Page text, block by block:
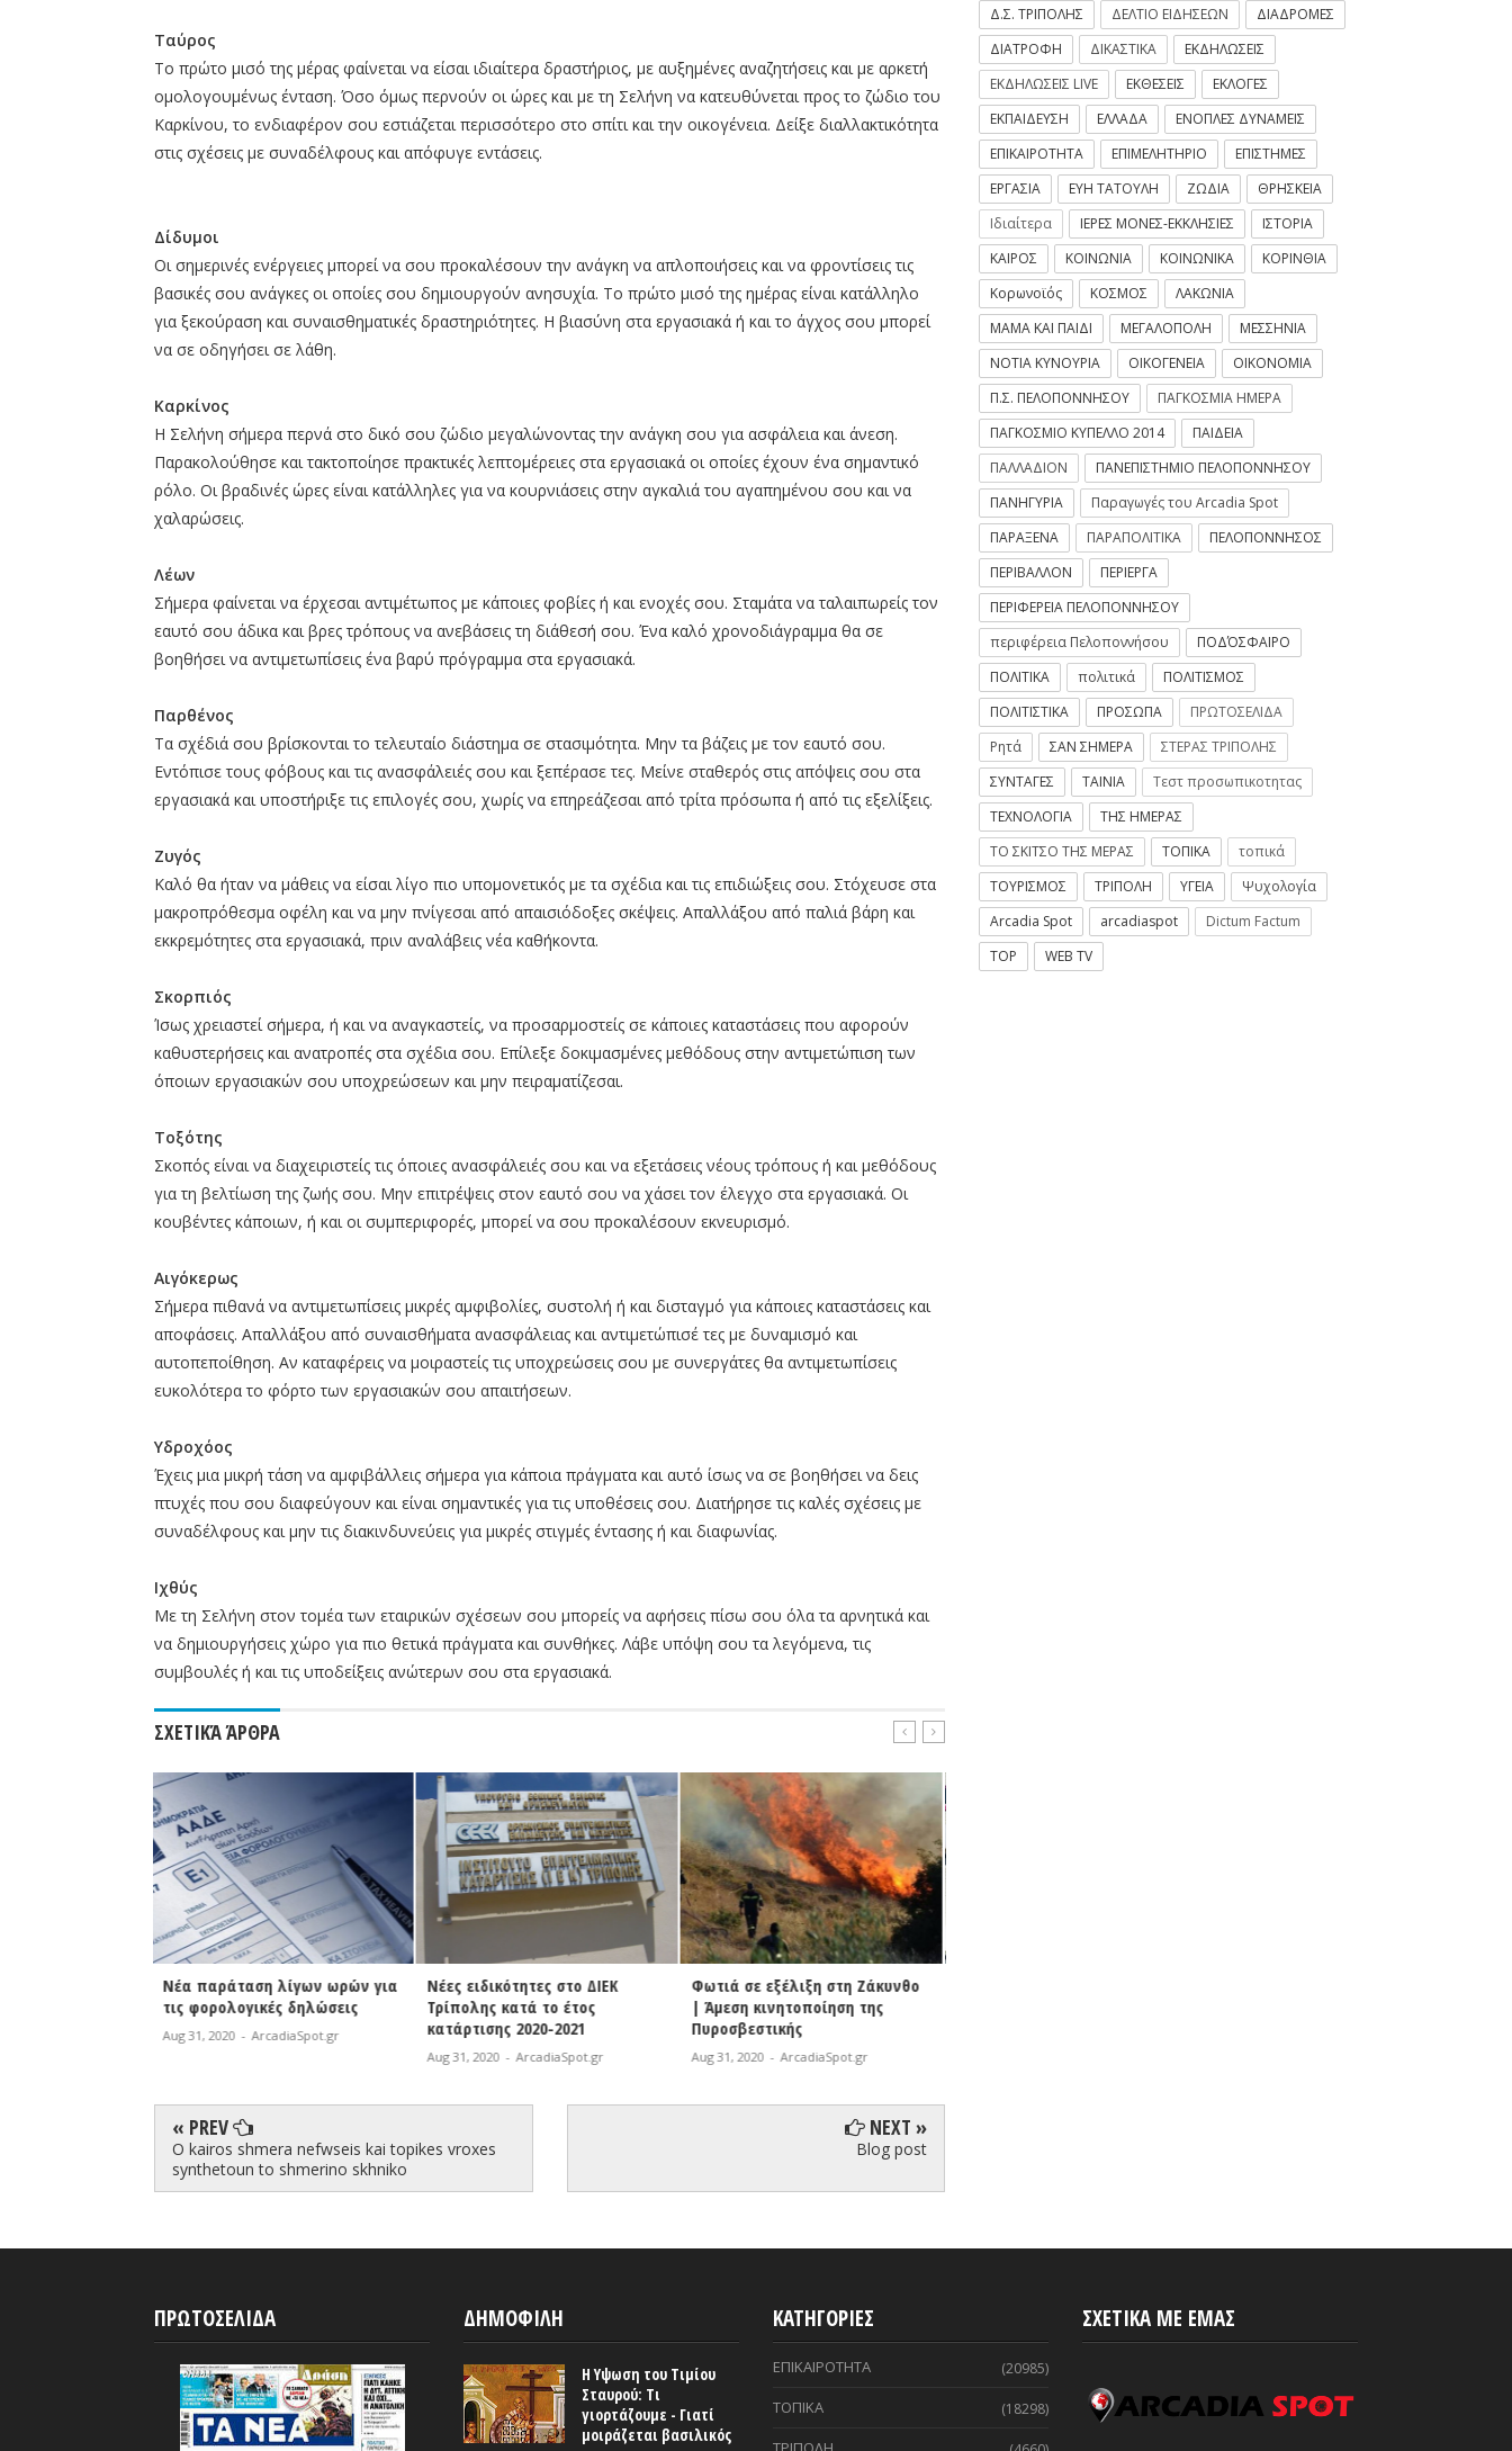
Ταύρος
Το πρώτο μισό της μέρας φαίνεται να είσαι ιδιαίτερα δραστήριος, με αυξημένες αναζητήσεις και με αρκετή
ομολογουμένως ένταση. Όσο όμως περνούν οι ώρες και με τη Σελήνη να κατευθύνεται προς το ζώδιο του
Καρκίνου, το ενδιαφέρον σου εστιάζεται περισσότερο στο σπίτι και την οικογένεια. Δείξε διαλλακτικότητα
στις σχέσεις με συναδέλφους και απόφυγε εντάσεις.
Δίδυμοι
Οι σημερινές ενέργειες μπορεί να σου προκαλέσουν την ανάγκη να απλοποιήσεις και να φροντίσεις τις
βασικές σου ανάγκες οι οποίες σου δημιουργούν ανησυχία. Το πρώτο μισό της ημέρας είναι κατάλληλο
για ξεκούραση και συναισθηματικές δραστηριότητες. Η βιασύνη στα εργασιακά ή και το άγχος σου μπορεί
να σε οδηγήσει σε λάθη.
Καρκίνος
Η Σελήνη σήμερα περνά στο δικό σου ζώδιο μεγαλώνοντας την ανάγκη σου για ασφάλεια και άνεση.
Παρακολούθησε και τακτοποίησε πρακτικές λεπτομέρειες στα εργασιακά οι οποίες έχουν ένα σημαντικό
ρόλο. Οι βραδινές ώρες είναι κατάλληλες για να κουρνιάσεις στην αγκαλιά του αγαπημένου σου και να
χαλαρώσεις.
Λέων
Σήμερα φαίνεται να έρχεσαι αντιμέτωπος με κάποιες φοβίες ή και ενοχές σου. Σταμάτα να ταλαιπωρείς τον
εαυτό σου άδικα και βρες τρόπους να ανεβάσεις τη διάθεσή σου. Ένα καλό χρονοδιάγραμμα θα σε
βοηθήσει να αντιμετωπίσεις ένα βαρύ πρόγραμμα στα εργασιακά.
Παρθένος
Τα σχέδιά σου βρίσκονται το τελευταίο διάστημα σε στασιμότητα. Μην τα βάζεις με τον εαυτό σου.
Εντόπισε τους φόβους και τις ανασφάλειές σου και ξεπέρασε τες. Μείνε σταθερός στις απόψεις σου στα
εργασιακά και υποστήριξε τις επιλογές σου, χωρίς να επηρεάζεσαι από τρίτα πρόσωπα ή από τις εξελίξεις.
Ζυγός
Καλό θα ήταν να μάθεις να είσαι λίγο πιο υπομονετικός με τα σχέδια και τις επιδιώξεις σου. Στόχευσε στα
μακροπρόθεσμα οφέλη και να μην πνίγεσαι από απαισιόδοξες σκέψεις. Απαλλάξου από παλιά βάρη και
εκκρεμότητες στα εργασιακά, πριν αναλάβεις νέα καθήκοντα.
Σκορπιός
Ίσως χρειαστεί σήμερα, ή και να αναγκαστείς, να προσαρμοστείς σε κάποιες καταστάσεις που αφορούν
καθυστερήσεις και ανατροπές στα σχέδια σου. Επίλεξε δοκιμασμένες μεθόδους στην αντιμετώπιση των
όποιων εργασιακών σου υποχρεώσεων και μην πειραματίζεσαι.
Τοξότης
Σκοπός είναι να διαχειριστείς τις όποιες ανασφάλειές σου και να εξετάσεις νέους τρόπους ή και μεθόδους
για τη βελτίωση της ζωής σου. Μην επιτρέψεις στον εαυτό σου να χάσει τον έλεγχο στα εργασιακά. Οι
κουβέντες κάποιων, ή και οι συμπεριφορές, μπορεί να σου προκαλέσουν εκνευρισμό.
Αιγόκερως
Σήμερα πιθανά να αντιμετωπίσεις μικρές αμφιβολίες, συστολή ή και δισταγμό για κάποιες καταστάσεις και
αποφάσεις. Απαλλάξου από συναισθήματα ανασφάλειας και αντιμετώπισέ τες με δυναμισμό και
αυτοπεποίθηση. Αν καταφέρεις να μοιραστείς τις υποχρεώσεις σου με συνεργάτες θα αντιμετωπίσεις
ευκολότερα το φόρτο των εργασιακών σου απαιτήσεων.
Υδροχόος
Έχεις μια μικρή τάση να αμφιβάλλεις σήμερα για κάποια πράγματα και αυτό ίσως να σε βοηθήσει να δεις
πτυχές που σου διαφεύγουν και είναι σημαντικές για τις υποθέσεις σου. Διατήρησε τις καλές σχέσεις με
συναδέλφους και μην τις διακινδυνεύεις για μικρές στιγμές έντασης ή και διαφωνίας.
Ιχθύς
Με τη Σελήνη στον τομέα των εταιρικών σχέσεων σου μπορείς να αφήσεις πίσω σου όλα τα αρνητικά και
να δημιουργήσεις χώρο για πιο θετικά πράγματα και συνθήκες. Λάβε υπόψη σου τα λεγόμενα, τις
συμβουλές ή και τις υποδείξεις ανώτερων σου στα εργασιακά.
ΣΧΕΤΙΚΆ ΆΡΘΡΑ
Νέες ειδικότητες στο ΔΙΕΚ
Τρίπολης κατά το έτος
κατάρτισης 2020-2021
Φωτιά σε εξέλιξη στη Ζάκυνθο
| Άμεση κινητοποίηση της
Πυροσβεστικής
Aug 31, 2020 - ArcadiaSpot.gr
ΔΗ.Κ.Ε.Γ. | Χορήγηση
υποτροφιών του ΕΑΠ στους
κοινωνικά ασθενέστερους
Aug 31, 2020 - ArcadiaSpot.gr
« PREV
O kairos shmera nefwseis kai topikes vroxes
synthetoun to shmerino skhniko
NEXT »
Blog post
Δ.Σ. ΤΡΙΠΟΛΗΣ
ΔΕΛΤΙΟ ΕΙΔΗΣΕΩΝ
ΔΙΑΔΡΟΜΕΣ
ΔΙΑΤΡΟΦΗ
ΔΙΚΑΣΤΙΚΑ
ΕΚΔΗΛΩΣΕΙΣ
ΕΚΔΗΛΩΣΕΙΣ LIVE
ΕΚΘΕΣΕΙΣ
ΕΚΛΟΓΕΣ
ΕΚΠΑΙΔΕΥΣΗ
ΕΛΛΑΔΑ
ΕΝΟΠΛΕΣ ΔΥΝΑΜΕΙΣ
ΕΠΙΚΑΙΡΟΤΗΤΑ
ΕΠΙΜΕΛΗΤΗΡΙΟ
ΕΠΙΣΤΗΜΕΣ
ΕΡΓΑΣΙΑ
ΕΥΗ ΤΑΤΟΥΛΗ ΖΩΔΙΑ
ΘΡΗΣΚΕΙΑ
Ιδιαίτερα
ΙΕΡΕΣ ΜΟΝΕΣ-ΕΚΚΛΗΣΙΕΣ
ΙΣΤΟΡΙΑ
ΚΑΙΡΟΣ
ΚΟΙΝΩΝΙΑ ΚΟΙΝΩΝΙΚΑ
ΚΟΡΙΝΘΙΑ
Κορωνοϊός
ΚΟΣΜΟΣ
ΛΑΚΩΝΙΑ
ΜΑΜΑ ΚΑΙ ΠΑΙΔΙ
ΜΕΓΑΛΟΠΟΛΗ
ΜΕΣΣΗΝΙΑ
ΝΟΤΙΑ ΚΥΝΟΥΡΙΑ
ΟΙΚΟΓΕΝΕΙΑ
ΟΙΚΟΝΟΜΙΑ
Π.Σ. ΠΕΛΟΠΟΝΝΗΣΟΥ
ΠΑΓΚΟΣΜΙΑ ΗΜΕΡΑ
ΠΑΓΚΟΣΜΙΟ ΚΥΠΕΛΛΟ 2014
ΠΑΙΔΕΙΑ
ΠΑΛΛΑΔΙΟΝ
ΠΑΝΕΠΙΣΤΗΜΙΟ ΠΕΛΟΠΟΝΝΗΣΟΥ
ΠΑΝΗΓΥΡΙΑ
Παραγωγές του Arcadia Spot
ΠΑΡΑΞΕΝΑ
ΠΑΡΑΠΟΛΙΤΙΚΑ
ΠΕΛΟΠΟΝΝΗΣΟΣ
ΠΕΡΙΒΑΛΛΟΝ
ΠΕΡΙΕΡΓΑ
ΠΕΡΙΦΕΡΕΙΑ ΠΕΛΟΠΟΝΝΗΣΟΥ
περιφέρεια Πελοποννήσου
ΠΟΔΌΣΦΑΙΡΟ
ΠΟΛΙΤΙΚΑ
πολιτικά
ΠΟΛΙΤΙΣΜΟΣ
ΠΟΛΙΤΙΣΤΙΚΑ
ΠΡΟΣΩΠΑ
ΠΡΩΤΟΣΕΛΙΔΑ
Ρητά
ΣΑΝ ΣΗΜΕΡΑ
ΣΤΕΡΑΣ ΤΡΙΠΟΛΗΣ
ΣΥΝΤΑΓΕΣ
ΤΑΙΝΙΑ
Τεστ προσωπικοτητας
ΤΕΧΝΟΛΟΓΙΑ
ΤΗΣ ΗΜΕΡΑΣ
ΤΟ ΣΚΙΤΣΟ ΤΗΣ ΜΕΡΑΣ
ΤΟΠΙΚΑ
τοπικά
ΤΟΥΡΙΣΜΟΣ
ΤΡΙΠΟΛΗ ΥΓΕΙΑ
Ψυχολογία
Arcadia Spot
arcadiaspot
Dictum Factum
TOP
WEB TV
ΠΡΩΤΟΣΕΛΙΔΑ ΔΗΜΟΦΙΛΗ
Η Υψωση του Τιμίου
Σταυρού: Τι
γιορτάζουμε - Γιατί
μοιράζεται βασιλικός
ΚΑΤΗΓΟΡΙΕΣ
ΕΠΙΚΑΙΡΟΤΗΤΑ (20985)
ΤΟΠΙΚΑ (18298)
ΣΧΕΤΙΚΑ ΜΕ ΕΜΑΣ